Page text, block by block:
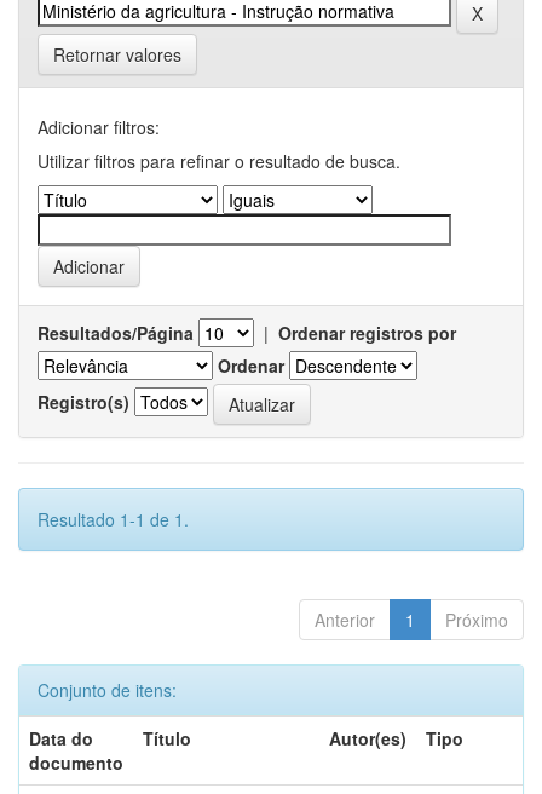
Retornar valores
Adicionar filtros:
Utilizar filtros para refinar o resultado de busca.
Resultados/Página | Ordenar registros por
Ordenar
Registro(s)
Resultado 1-1 de 1.
Anterior 1 Próximo
Conjunto de itens:
Data do
documento
Título Autor(es) Tipo